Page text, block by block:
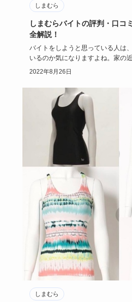
しまむら
しまむらバイトの評判・口コ
全解説！
バイトをしようと思っている人は
いるのか気になりますよね。家の
イト先の候補に…
2022年8月26日
しまむら